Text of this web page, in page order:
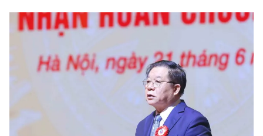
Cơ quan chủ quản:
Đài Truyền hình Việt Nam
Cơ quan báo chí:Thời báo VTV
Giấy phép hoạt động báo in và báo điện tử số 483/GP-BTTTT
cấp ngày 29/12/2023
Tổng Biên tập:
Vũ Thanh Thủy
Phó Tổng Biên tập:
Nguyễn Thị Mỹ Hạnh, Phạm Quốc Thắng,
Nguyễn Trọng Ninh
Tổng đài VTV:
024.38 355 931 - 024.38 355 932